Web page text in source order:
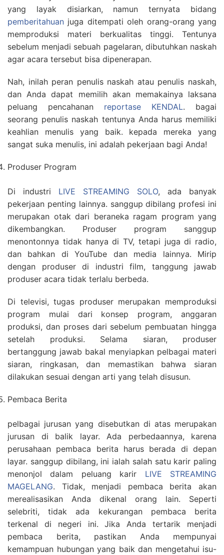
yang layak disiarkan, namun ternyata bidang
pemberitahuan juga ditempati oleh orang-orang yang
memproduksi materi berkualitas tinggi. Tentunya
sebelum menjadi sebuah pagelaran, dibutuhkan naskah
agar acara tersebut bisa dipenerapan.
Nah, inilah peran penulis naskah atau penulis naskah,
dan Anda dapat memilih akan memakainya laksana
peluang pencahanan reportase KENDAL. bagai
seorang penulis naskah tentunya Anda harus memiliki
keahlian menulis yang baik. kepada mereka yang
sangat suka menulis, ini adalah pekerjaan bagi Anda!
Produser Program
Di industri LIVE STREAMING SOLO, ada banyak
pekerjaan penting lainnya. sanggup dibilang profesi ini
merupakan otak dari beraneka ragam program yang
dikembangkan. Produser program sanggup
menontonnya tidak hanya di TV, tetapi juga di radio,
dan bahkan di YouTube dan media lainnya. Mirip
dengan produser di industri film, tanggung jawab
produser acara tidak terlalu berbeda.
Di televisi, tugas produser merupakan memproduksi
program mulai dari konsep program, anggaran
produksi, dan proses dari sebelum pembuatan hingga
setelah produksi. Selama siaran, produser
bertanggung jawab bakal menyiapkan pelbagai materi
siaran, ringkasan, dan memastikan bahwa siaran
dilakukan sesuai dengan arti yang telah disusun.
Pembaca Berita
pelbagai jurusan yang disebutkan di atas merupakan
jurusan di balik layar. Ada perbedaannya, karena
perusahaan pembaca berita harus berada di depan
layar. sanggup dibilang, ini ialah salah satu karir paling
menonjol dalam peluang karir LIVE STREAMING
MAGELANG. Tidak, menjadi pembaca berita akan
merealisasikan Anda dikenal orang lain. Seperti
selebriti, tidak ada kekurangan pembaca berita
terkenal di negeri ini. Jika Anda tertarik menjadi
pembaca berita, pastikan Anda mempunyai
kemampuan hubungan yang baik dan mengetahui isu-